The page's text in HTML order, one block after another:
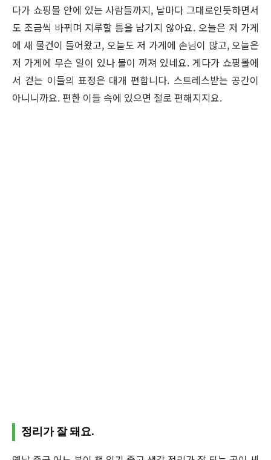
다가 쇼핑몰 안에 있는 사람들까지, 날마다 그대로인듯하면서
도 조금씩 바뀌며 지루할 틈을 남기지 않아요. 오늘은 저 가게
에 새 물건이 들어왔고, 오늘도 저 가게에 손님이 많고, 오늘은
저 가게에 무슨 일이 있나 불이 꺼져 있네요. 게다가 쇼핑몰에
서 걷는 이들의 표정은 대개 편합니다. 스트레스받는 공간이
아니니까요. 편한 이들 속에 있으면 절로 편해지지요.
정리가 잘 돼요.